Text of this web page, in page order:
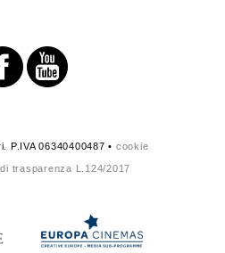
P.IVA 06340400487 • cookie
trasparenza L.124/2017